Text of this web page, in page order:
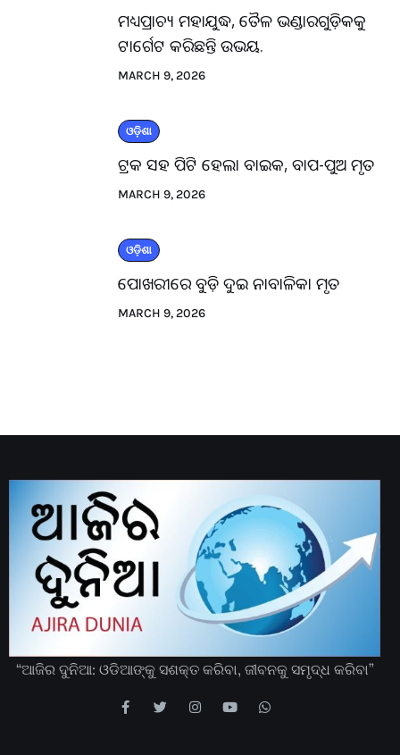
ମଧ୍ୟପ୍ରାଚ୍ୟ ମହାଯୁଦ୍ଧ, ତୈଳ ଭଣ୍ଡାରଗୁଡ଼ିକକୁ
ଟାର୍ଗେଟ କରିଛନ୍ତି ଉଭୟ.
MARCH 9, 2026
ଓଡ଼ିଶା
ଟ୍ରକ ସହ ପିଟି ହେଲା ବାଇକ, ବାପ-ପୁଅ ମୃତ
MARCH 9, 2026
ଓଡ଼ିଶା
ପୋଖରୀରେ ବୁଡ଼ି ଦୁଇ ନାବାଳିକା ମୃତ
MARCH 9, 2026
“ଆଜିର ଦୁନିଆ: ଓଡିଆଙ୍କୁ ସଶକ୍ତ କରିବା, ଜୀବନକୁ ସମୃଦ୍ଧ କରିବା”